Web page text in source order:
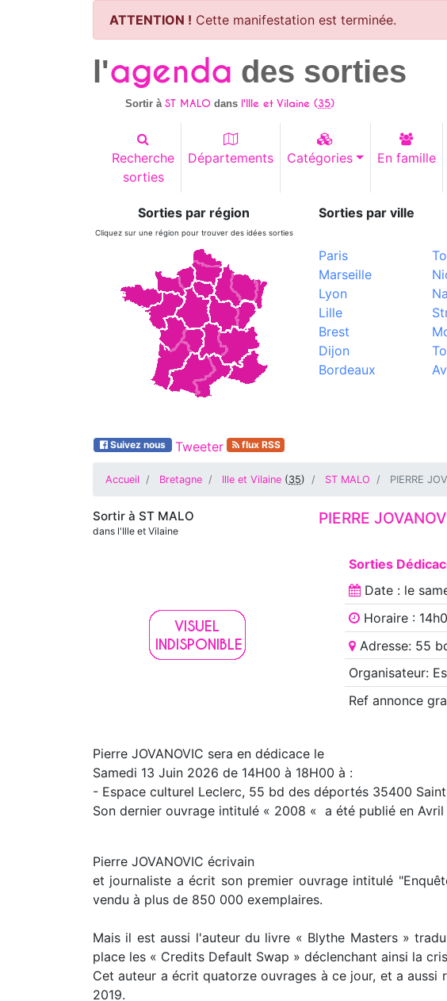
ATTENTION ! Cette manifestation est terminée.
l'agenda des sorties
Sortir àST MALO dans l'Ille et Vilaine (35)
Recherche
sorties
Départements Catégories En famille
Sorties par région
Cliquez sur une région pour trouver des idées sorties
Sorties par ville
Paris
Marseille
Lyon
Lille
Brest
Dijon
Bordeaux
Suivez nous Tweeter flux RSS
Accueil Bretagne Ille et Vilaine (35) ST MALO PIERRE
Sortir à ST MALO
dans l'Ille et Vilaine
PIERRE
Sorties
Date : le
Horaire :
Adresse: 55
Organisateur:
Ref annonce
Pierre JOVANOVIC sera en dédicace le
Samedi 13 Juin 2026 de 14H00 à 18H00 à :
- Espace culturel Leclerc, 55 bd des déportés 35400
Son dernier ouvrage intitulé « 2008 « a été publié en Avril
Pierre JOVANOVIC écrivain
et journaliste a écrit son premier ouvrage intitulé
vendu à plus de 850 000 exemplaires.
Mais il est aussi l'auteur du livre « Blythe Masters »
place les « Credits Default Swap » déclenchant ainsi la
Cet auteur a écrit quatorze ouvrages à ce jour, et a
2019.